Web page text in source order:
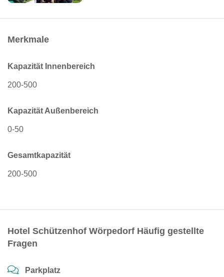
Merkmale
Kapazität Innenbereich
200-500
Kapazität Außenbereich
0-50
Gesamtkapazität
200-500
Hotel Schützenhof Wörpedorf Häufig gestellte
Fragen
Parkplatz